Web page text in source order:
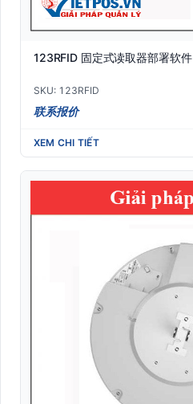
123RFID 固定式读取器部署软件
SKU: 123RFID
联系报价
XEM CHI TIẾT